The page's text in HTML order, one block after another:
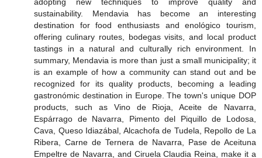
adopting new techniques to improve quality and
sustainability. Mendavia has become an interesting
destination for food enthusiasts and enológico tourism,
offering culinary routes, bodegas visits, and local product
tastings in a natural and culturally rich environment. In
summary, Mendavia is more than just a small municipality; it
is an example of how a community can stand out and be
recognized for its quality products, becoming a leading
gastronómic destination in Europe. The town's unique DOP
products, such as Vino de Rioja, Aceite de Navarra,
Espárrago de Navarra, Pimento del Piquillo de Lodosa,
Cava, Queso Idiazábal, Alcachofa de Tudela, Repollo de La
Ribera, Carne de Ternera de Navarra, Pase de Aceituna
Empeltre de Navarra, and Ciruela Claudia Reina, make it a